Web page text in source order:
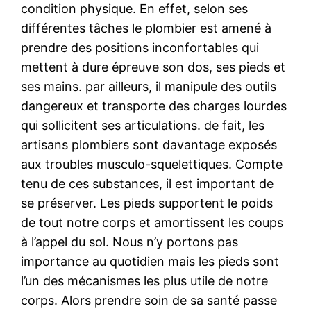
condition physique. En effet, selon ses
différentes tâches le plombier est amené à
prendre des positions inconfortables qui
mettent à dure épreuve son dos, ses pieds et
ses mains. par ailleurs, il manipule des outils
dangereux et transporte des charges lourdes
qui sollicitent ses articulations. de fait, les
artisans plombiers sont davantage exposés
aux troubles musculo-squelettiques. Compte
tenu de ces substances, il est important de
se préserver. Les pieds supportent le poids
de tout notre corps et amortissent les coups
à l’appel du sol. Nous n’y portons pas
importance au quotidien mais les pieds sont
l’un des mécanismes les plus utile de notre
corps. Alors prendre soin de sa santé passe